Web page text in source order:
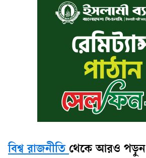
বিশ্ব রাজনীতি থেকে আরও পড়ুন